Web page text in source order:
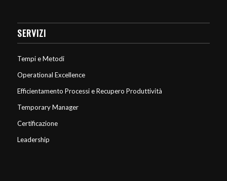
SERVIZI
Tempi e Metodi
Operational Excellence
Efficientamento Processi e Recupero Produttività
Temporary Manager
Certificazione
Leadership